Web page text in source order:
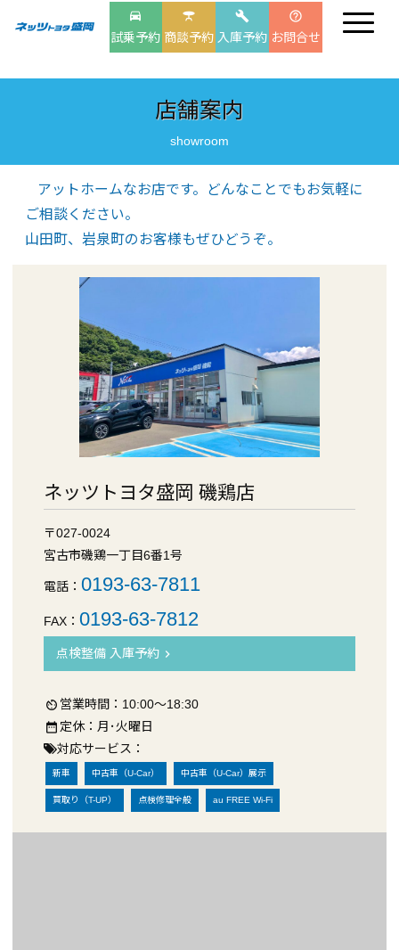
drive_eta
試乗予約
table_bar
商談予約
build
入庫予約
help_outline
お問合せ
店舗案内
showroom
アットホームなお店です。どんなことでもお気軽に
ご相談ください。
山田町、岩泉町のお客様もぜひどうぞ。
ネッツトヨタ盛岡 磯鶏店
〒027-0024
宮古市磯鶏一丁目6番1号
電話： 0193-63-7811
FAX： 0193-63-7812
点検整備 入庫予約 chevron_right
av_timer 営業時間：10:00～18:30
date_range 定休：月･火曜日
対応サービス：
新車 中古車（U-Car） 中古車（U-Car）展示
買取り（T-UP） 点検修理全般 au FREE Wi-Fi